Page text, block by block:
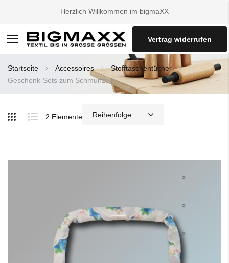
Herzlich Willkommen im bigmaXX
Navigation
Vertrag widerrufen
Startseite Accessoires
Stofftaschentücher
Geschenk-Sets zum Schmunzeln
2 Elemente